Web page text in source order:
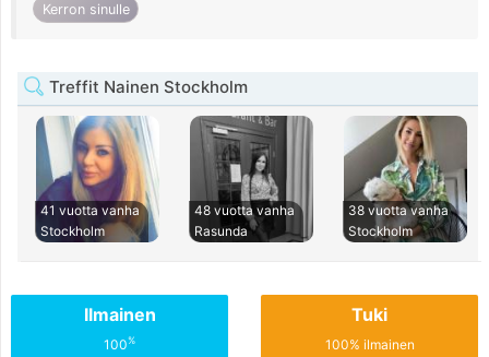
Kerron sinulle
Treffit Nainen Stockholm
41 vuotta vanha
Stockholm
48 vuotta vanha
Rasunda
38 vuotta vanha
Stockholm
Ilmainen
100%
Tuki
100% ilmainen